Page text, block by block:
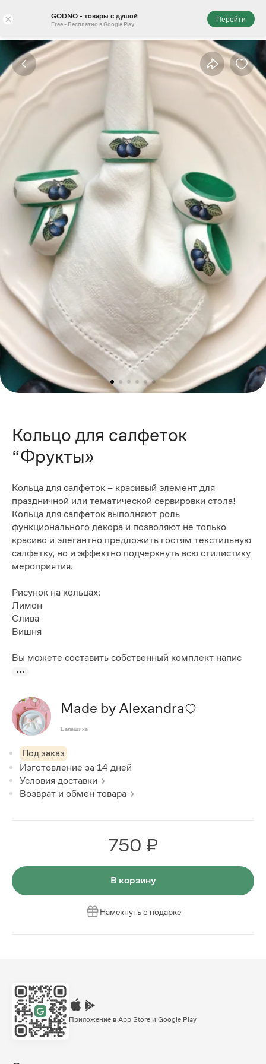
× GODNO - товары с душой
Free - Бесплатно в Google Play
Перейти
Кольцо для салфеток
“Фрукты»
Кольца для салфеток – красивый элемент для
праздничной или тематической сервировки стола!
Кольца для салфеток выполняют роль
функционального декора и позволяют не только
красиво и элегантно предложить гостям текстильную
салфетку, но и эффектно подчеркнуть всю стилистику
мероприятия.
Рисунок на кольцах:
Лимон
Слива
Вишня
Вы можете составить собственный комплект напис
Made by Alexandra
Балашиха
Под заказ
Изготовление за 14 дней
Условия доставки
Возврат и обмен товара
750 ₽
В корзину
Намекнуть о подарке
Приложение в App Store и Google Play